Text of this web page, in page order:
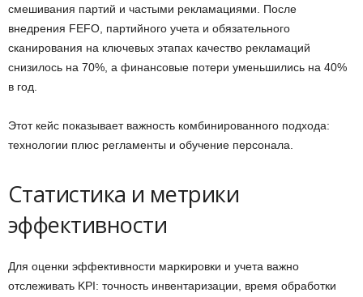
смешивания партий и частыми рекламациями. После
внедрения FEFO, партийного учета и обязательного
сканирования на ключевых этапах качество рекламаций
снизилось на 70%, а финансовые потери уменьшились на 40%
в год.
Этот кейс показывает важность комбинированного подхода:
технологии плюс регламенты и обучение персонала.
Статистика и метрики
эффективности
Для оценки эффективности маркировки и учета важно
отслеживать KPI: точность инвентаризации, время обработки